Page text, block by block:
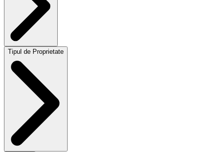
Tipul de Proprietate